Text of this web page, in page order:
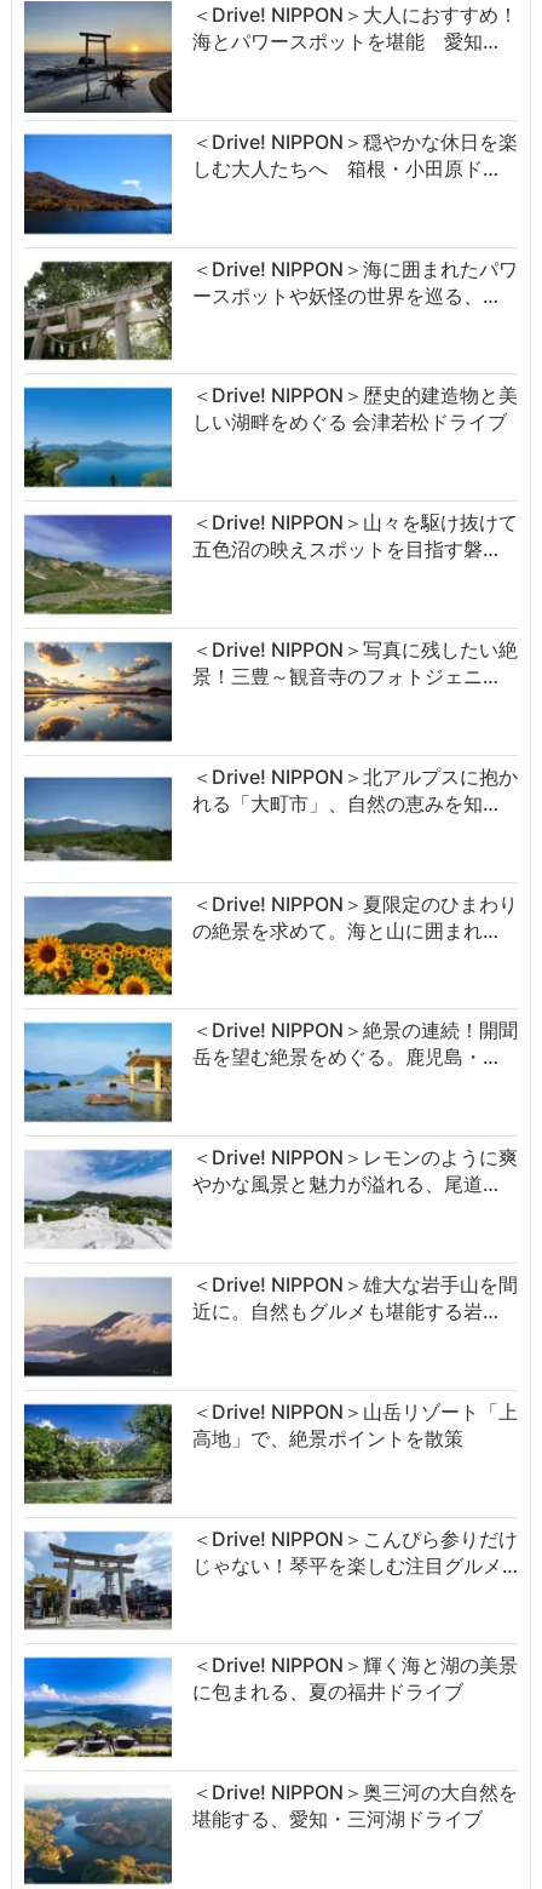
＜Drive! NIPPON＞大人におすすめ！
海とパワースポットを堪能 愛知…
＜Drive! NIPPON＞穏やかな休日を楽
しむ大人たちへ 箱根・小田原ド…
＜Drive! NIPPON＞海に囲まれたパワ
ースポットや妖怪の世界を巡る、…
＜Drive! NIPPON＞歴史的建造物と美
しい湖畔をめぐる 会津若松ドライブ
＜Drive! NIPPON＞山々を駆け抜けて
五色沼の映えスポットを目指す磐…
＜Drive! NIPPON＞写真に残したい絶
景！三豊～観音寺のフォトジェニ…
＜Drive! NIPPON＞北アルプスに抱か
れる「大町市」、自然の恵みを知…
＜Drive! NIPPON＞夏限定のひまわり
の絶景を求めて。海と山に囲まれ…
＜Drive! NIPPON＞絶景の連続！開聞
岳を望む絶景をめぐる。鹿児島・…
＜Drive! NIPPON＞レモンのように爽
やかな風景と魅力が溢れる、尾道…
＜Drive! NIPPON＞雄大な岩手山を間
近に。自然もグルメも堪能する岩…
＜Drive! NIPPON＞山岳リゾート「上
高地」で、絶景ポイントを散策
＜Drive! NIPPON＞こんぴら参りだけ
じゃない！琴平を楽しむ注目グルメ…
＜Drive! NIPPON＞輝く海と湖の美景
に包まれる、夏の福井ドライブ
＜Drive! NIPPON＞奥三河の大自然を
堪能する、愛知・三河湖ドライブ